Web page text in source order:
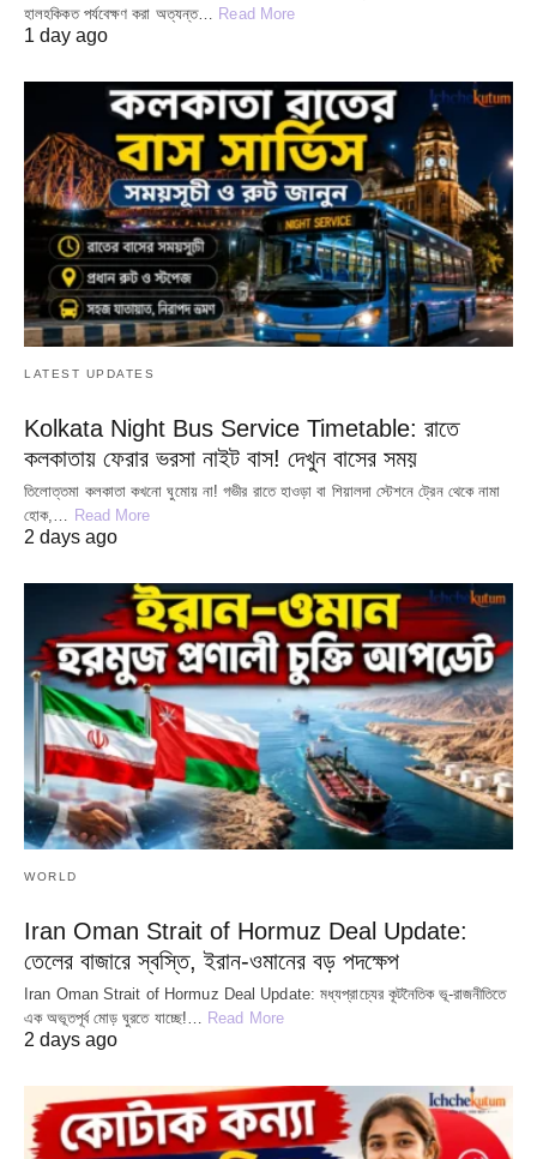
হালহকিকত পর্যবেক্ষণ করা অত্যন্ত… Read More
1 day ago
LATEST UPDATES
Kolkata Night Bus Service Timetable: রাতে
কলকাতায় ফেরার ভরসা নাইট বাস! দেখুন বাসের সময়
তিলোত্তমা কলকাতা কখনো ঘুমোয় না! গভীর রাতে হাওড়া বা শিয়ালদা স্টেশনে ট্রেন থেকে নামা
হোক,… Read More
2 days ago
WORLD
Iran Oman Strait of Hormuz Deal Update:
তেলের বাজারে স্বস্তি, ইরান-ওমানের বড় পদক্ষেপ
Iran Oman Strait of Hormuz Deal Update: মধ্যপ্রাচ্যের কূটনৈতিক ভূ-রাজনীতিতে
এক অভূতপূর্ব মোড় ঘুরতে যাচ্ছে!…
Read More
2 days ago